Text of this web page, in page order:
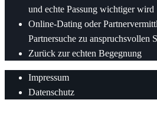
und echte Passung wichtiger wird
Online-Dating oder
Partnersuche zu anspruchsvollen
Zurück zur echten Begegnung
Impressum
Datenschutz